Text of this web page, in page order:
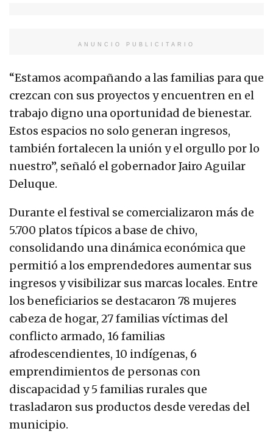
ANUNCIO PUBLICITARIO
“Estamos acompañando a las familias para que
crezcan con sus proyectos y encuentren en el
trabajo digno una oportunidad de bienestar.
Estos espacios no solo generan ingresos,
también fortalecen la unión y el orgullo por lo
nuestro”, señaló el gobernador Jairo Aguilar
Deluque.
Durante el festival se comercializaron más de
5.700 platos típicos a base de chivo,
consolidando una dinámica económica que
permitió a los emprendedores aumentar sus
ingresos y visibilizar sus marcas locales. Entre
los beneficiarios se destacaron 78 mujeres
cabeza de hogar, 27 familias víctimas del
conflicto armado, 16 familias
afrodescendientes, 10 indígenas, 6
emprendimientos de personas con
discapacidad y 5 familias rurales que
trasladaron sus productos desde veredas del
municipio.